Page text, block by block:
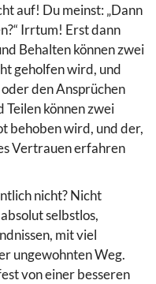
auf! Du meinst: „Dann
Irrtum! Erst dann
Behalten können zwei
geholfen wird, und
den Ansprüchen
können zwei
behoben wird, und der,
Vertrauen erfahren
nicht? Nicht
selbstlos,
mit viel
ungewohnten Weg.
von einer besseren